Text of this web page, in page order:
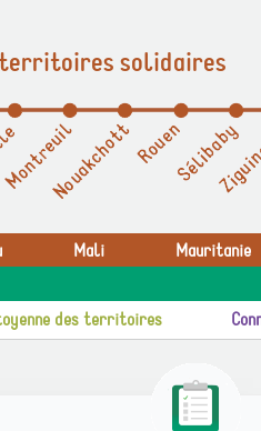
territoires solidaires
Mali Mauritanie
des territoires